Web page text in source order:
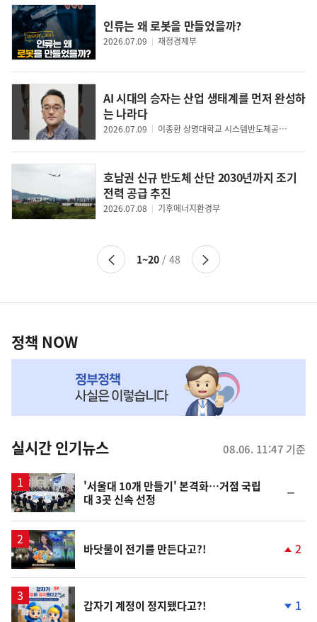
인류는 왜 로봇을 만들었을까?
2026.07.09 재정경제부
AI 시대의 승자는 산업 생태계를 먼저 완성하
는 나라다
2026.07.09 이종환 상명대학교 시스템반도체공학과 교수
호남권 신규 반도체 산단 2030년까지 조기
전력 공급 추진
2026.07.08 기후에너지환경부
이
전
이
동
1~20 / 48
다
음
이
동
책
NOW,
뉴
스
정책 NOW
실시간 인기뉴스 08.06. 11:47 기준
'서울대 10개 만들기' 본격화…거점 국립
대 3곳 신속 선정
일
영
상
바닷물이 전기를 만든다고?! 2
갑자기 계정이 정지됐다고?! 1